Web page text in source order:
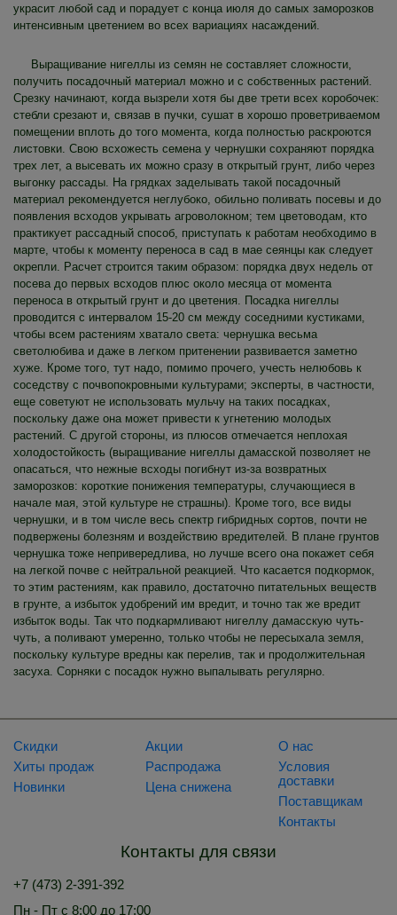
украсит любой сад и порадует с конца июля до самых заморозков
интенсивным цветением во всех вариациях насаждений.
Выращивание нигеллы из семян не составляет сложности,
получить посадочный материал можно и с собственных растений.
Срезку начинают, когда вызрели хотя бы две трети всех коробочек:
стебли срезают и, связав в пучки, сушат в хорошо проветриваемом
помещении вплоть до того момента, когда полностью раскроются
листовки. Свою всхожесть семена у чернушки сохраняют порядка
трех лет, а высевать их можно сразу в открытый грунт, либо через
выгонку рассады. На грядках заделывать такой посадочный
материал рекомендуется неглубоко, обильно поливать посевы и до
появления всходов укрывать агроволокном; тем цветоводам, кто
практикует рассадный способ, приступать к работам необходимо в
марте, чтобы к моменту переноса в сад в мае сеянцы как следует
окрепли. Расчет строится таким образом: порядка двух недель от
посева до первых всходов плюс около месяца от момента
переноса в открытый грунт и до цветения. Посадка нигеллы
проводится с интервалом 15-20 см между соседними кустиками,
чтобы всем растениям хватало света: чернушка весьма
светолюбива и даже в легком притенении развивается заметно
хуже. Кроме того, тут надо, помимо прочего, учесть нелюбовь к
соседству с почвопокровными культурами; эксперты, в частности,
еще советуют не использовать мульчу на таких посадках,
поскольку даже она может привести к угнетению молодых
растений. С другой стороны, из плюсов отмечается неплохая
холодостойкость (выращивание нигеллы дамасской позволяет не
опасаться, что нежные всходы погибнут из-за возвратных
заморозков: короткие понижения температуры, случающиеся в
начале мая, этой культуре не страшны). Кроме того, все виды
чернушки, и в том числе весь спектр гибридных сортов, почти не
подвержены болезням и воздействию вредителей. В плане грунтов
чернушка тоже непривередлива, но лучше всего она покажет себя
на легкой почве с нейтральной реакцией. Что касается подкормок,
то этим растениям, как правило, достаточно питательных веществ
в грунте, а избыток удобрений им вредит, и точно так же вредит
избыток воды. Так что подкармливают нигеллу дамасскую чуть-
чуть, а поливают умеренно, только чтобы не пересыхала земля,
поскольку культуре вредны как перелив, так и продолжительная
засуха. Сорняки с посадок нужно выпалывать регулярно.
Скидки
Хиты продаж
Новинки
Акции
Распродажа
Цена снижена
О нас
Условия
доставки
Поставщикам
Контакты
Контакты для связи
+7 (473) 2-391-392
Пн - Пт с 8:00 до 17:00